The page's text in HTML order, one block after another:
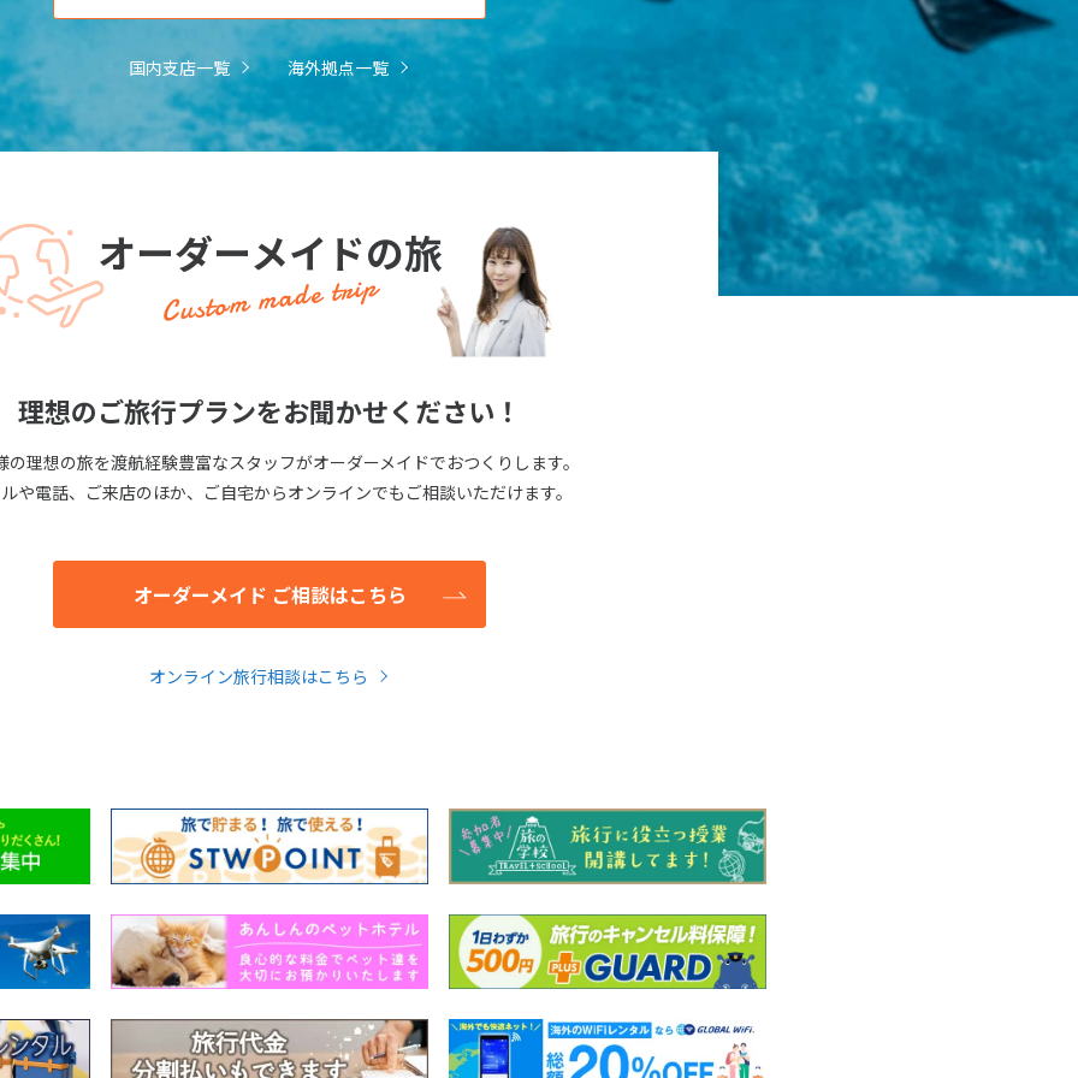
国内支店一覧 海外拠点一覧
オーダーメイドの旅
Custom made trip
理想のご旅行プランをお聞かせください！
の理想の旅を渡航経験豊富なスタッフがオーダーメイドでおつくりします。
や電話、ご来店のほか、ご自宅からオンラインでもご相談いただけます。
オーダーメイド ご相談はこちら
オンライン旅行相談はこちら